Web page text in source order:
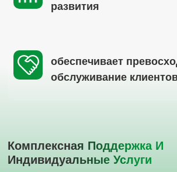
развития
обеспечивает
обслуживание
Комплексная Поддержка И
Индивидуальные Услуги